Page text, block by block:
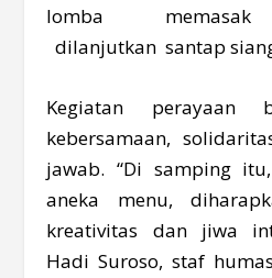
lomba memasak
dilanjutkan santap
Kegiatan perayaan
kebersamaan,
jawab. “Di samping
aneka menu,
kreativitas dan jiwa
Hadi Suroso, staf